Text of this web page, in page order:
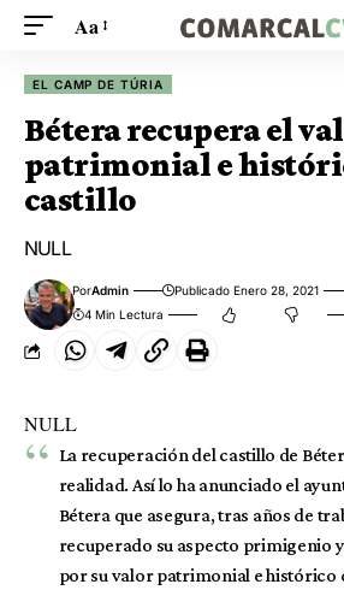
Aa
EL CAMP DE TÚRIA
Bétera recupera el
patrimonial e
castillo
NULL
PorAdmin Publicado Enero 28, 2021
4 Min Lectura
NULL
La recuperación del castillo de
realidad. Así lo ha anunciado el
Bétera que asegura, tras años de
recuperado su aspecto primigenio
por su valor patrimonial e histórico